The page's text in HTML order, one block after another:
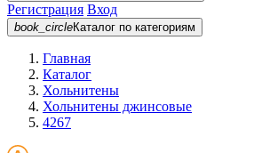
Регистрация Вход
book_circleКаталог по категориям
Главная
Каталог
Хольнитены
Хольнитены джинсовые
4267